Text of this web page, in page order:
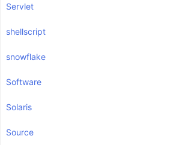
Servlet
shellscript
snowflake
Software
Solaris
Source